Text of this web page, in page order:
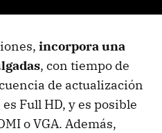
incorpora una
, con tiempo de
de actualización
Full HD, y es posible
o VGA. Además,